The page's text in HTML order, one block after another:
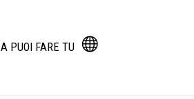
PUOI FARE TU